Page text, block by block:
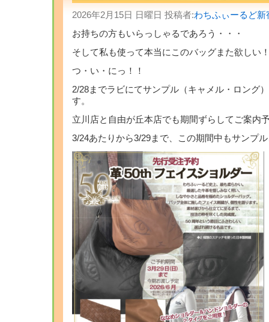
2026年2月15日 日曜日 投稿者:わちふぃーるど
お持ちの方もいらっしゃるであろう・・・
そして私も使って本当にこのバッグまた欲しい
つ・い・にっ！！
2/28までラビにてサンプル（キャメル・ロング
す。
立川店と自由が丘本店でも期間ずらしてご案内
3/24あたりから3/29まで、この期間中もサンプ